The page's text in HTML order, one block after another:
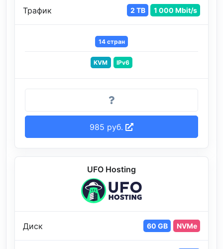
Трафик 2 TB 1 000 Mbit/s
14 стран
KVM IPv6
985 руб.
UFO Hosting
Диск 60 GB NVMe